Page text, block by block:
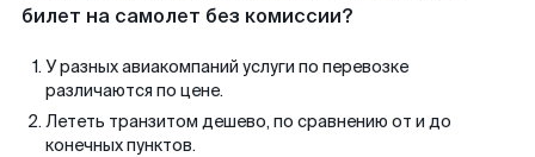
билет на самолет без комиссии?
У разных авиакомпаний услуги по перевозке
различаются по цене.
Лететь транзитом дешево, по сравнению от и до
конечных пунктов.